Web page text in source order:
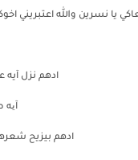
يا نسرين والله
ادهم نزل
آیه
ادهم بيزيح